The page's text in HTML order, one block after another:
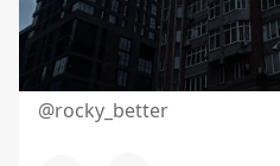
@rocky_better